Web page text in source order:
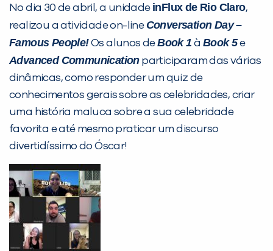
No dia 30 de abril, a unidade inFlux de Rio Claro,
realizou a atividade on-line Conversation Day –
Famous People!Os alunos deBook 1 à Book 5e
Advanced Communicationparticiparam das várias
dinâmicas, como responder um quiz de
conhecimentos gerais sobre as celebridades, criar
uma história maluca sobre a sua celebridade
favorita e até mesmo praticar um discurso
divertidíssimo do Óscar!
PEÇA UMA DEMONSTRAÇÃO DE MÉTODO
Desculpe!
Não encontramos nenhuma unidade
inFlux nesta cidade ou bairro que
você digitou.